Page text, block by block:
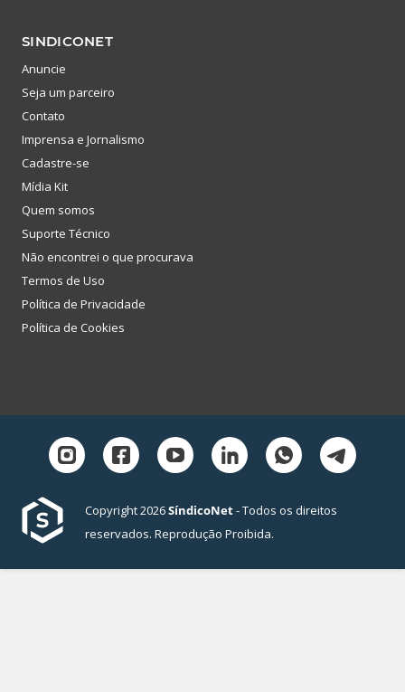
SINDICONET
Anuncie
Seja um parceiro
Contato
Imprensa e Jornalismo
Cadastre-se
Mídia Kit
Quem somos
Suporte Técnico
Não encontrei o que procurava
Termos de Uso
Política de Privacidade
Política de Cookies
Copyright 2026SíndicoNet- Todos os direitos
reservados. Reprodução Proibida.